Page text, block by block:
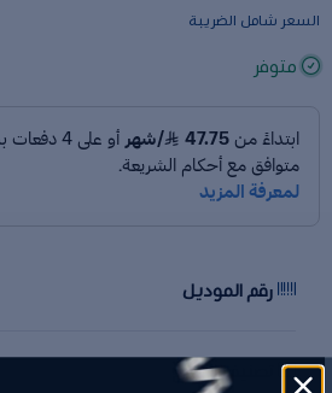
السعر شامل الضريبة
متوفر
رقم الموديل
تصنيف المنتج